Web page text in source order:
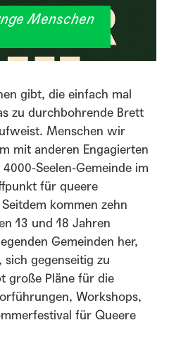
Menschen
gibt, die einfach mal
zu durchbohrende Brett
Menschen wir
mit anderen Engagierten
Seelen-Gemeinde im
für queere
kommen zehn
13 und 18 Jahren
Gemeinden her,
gegenseitig zu
große Pläne für die
Workshops,
für Queere